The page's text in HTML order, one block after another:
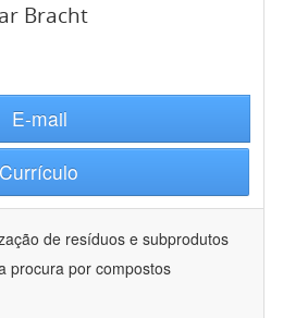
Bracht
E-mail
Currículo
de resíduos e subprodutos
procura por compostos